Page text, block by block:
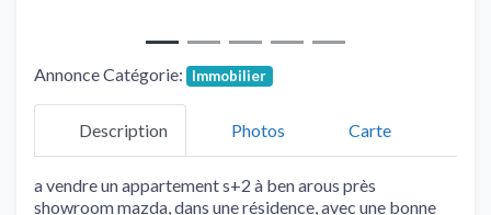
Annonce Catégorie: Immobilier
Description Photos Carte
a vendre un appartement s+2 à ben arous près
showroom mazda, dans une résidence, avec une bonne